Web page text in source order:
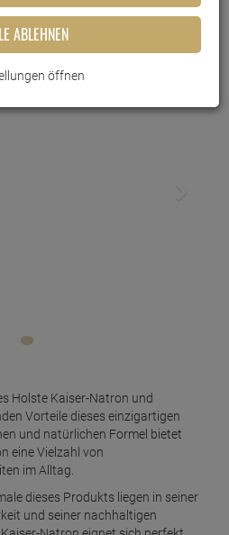
Holste Kaiser-Natron und
Vorteile dieses einzigartigen
und natürlichen Formel bietet
eine Vielzahl von
im Alltag.
dieses Produkts liegen in seiner
und seiner nachhaltigen
ABLEHNEN
öffnen